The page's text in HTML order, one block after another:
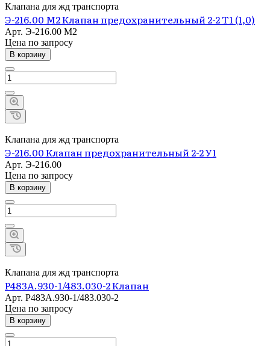
Клапана для жд транспорта
Э-216.00 М2 Клапан предохранительный 2-2 Т1 (1,0)
Арт. Э-216.00 М2
Цена по запросу
В корзину
Клапана для жд транспорта
Э-216.00 Клапан предохранительный 2-2 У1
Арт. Э-216.00
Цена по запросу
В корзину
Клапана для жд транспорта
Р483А.930-1/483.030-2 Клапан
Арт. Р483А.930-1/483.030-2
Цена по запросу
В корзину